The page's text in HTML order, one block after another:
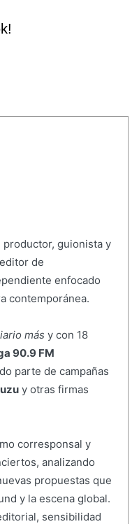
productor, guionista y
de
enfocado
contemporánea.
más y con 18
90.9 FM
parte de campañas
y otras firmas
corresponsal y
analizando
propuestas que
y la escena global.
sensibilidad